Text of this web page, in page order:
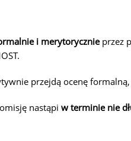
i merytorycznieprzez
przejdą ocenę
nastąpi w terminie nie